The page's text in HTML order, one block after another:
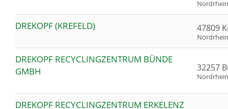
DREKOPF (KREFELD) 47809
DREKOPF RECYCLINGZENTRUM BÜNDE
GMBH
32257
DREKOPF RECYCLINGZENTRUM ERKELENZ